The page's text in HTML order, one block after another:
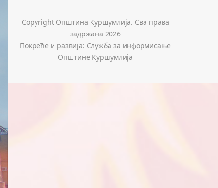
Copyright Општина Куршумлија. Сва права
задржана 2026
Покреће и развија: Служба за информисање
Општине Куршумлија